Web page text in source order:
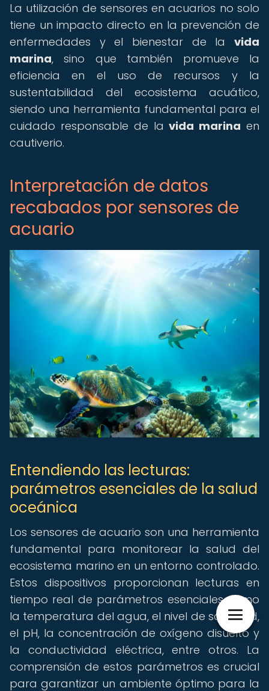
La utilización de sensores en acuarios no solo
tiene un impacto directo en la prevención de
enfermedades y el bienestar de la vida
marina, sino que también promueve la
eficiencia en el uso de recursos y la
sustentabilidad del ecosistema acuático,
siendo una herramienta fundamental para el
cuidado responsable de lavida marina en
cautiverio.
Interpretación de datos
recabados por sensores de
acuario
Entendiendo las lecturas:
parámetros esenciales de la salud
oceánica
Los sensores de acuario son una herramienta
fundamental para monitorear la salud del
ecosistema marino en un entorno controlado.
Estos dispositivos proporcionan lecturas en
tiempo real de parámetros esenciales como
la temperatura del agua, el nivel de salinidad,
el pH, la concentración de oxígeno disuelto y
la conductividad eléctrica, entre otros. La
comprensión de estos parámetros es crucial
para garantizar un ambiente óptimo para la